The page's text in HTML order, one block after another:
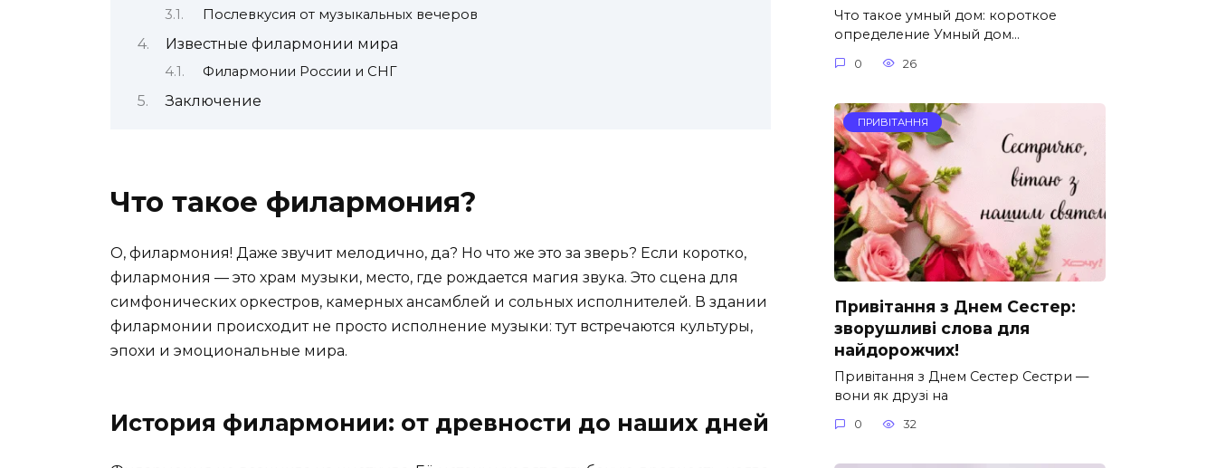
Послевкусия от музыкальных вечеров
Известные филармонии мира
Филармонии России и СНГ
Заключение
Что такое филармония?
О, филармония! Даже звучит мелодично, да? Но что же это за зверь? Если коротко,
филармония — это храм музыки, место, где рождается магия звука. Это сцена для
симфонических оркестров, камерных ансамблей и сольных исполнителей. В здании
филармонии происходит не просто исполнение музыки: тут встречаются культуры,
эпохи и эмоциональные мира.
История филармонии: от древности до наших дней
Что такое умный дом: короткое
определение Умный дом…
0 26
ПРИВІТАННЯ
Привітання з Днем Сестер:
зворушливі слова для
найдорожчих!
Привітання з Днем Сестер Сестри —
вони як друзі на
0 32